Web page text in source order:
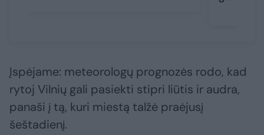
Įspėjame: meteorologų prognozės rodo, kad
rytoj Vilnių gali pasiekti stipri liūtis ir audra,
panaši į tą, kuri miestą talžė praėjusį
šeštadienį.